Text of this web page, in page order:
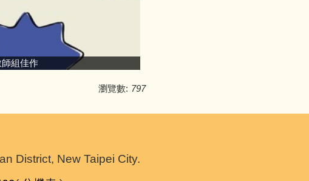
組佳作
瀏覽數: 797
District, New Taipei City.